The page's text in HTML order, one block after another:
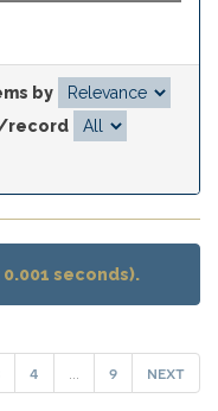
by
record
seconds).
4 9 next